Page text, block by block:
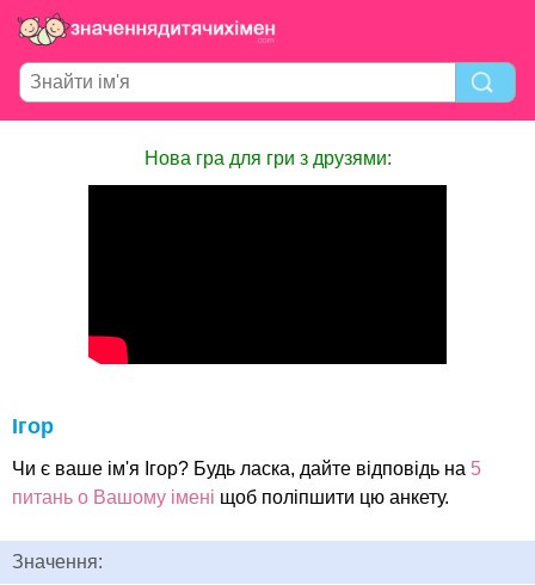
Нова гра для гри з друзями:
Ігор
Чи є ваше ім'я Ігор? Будь ласка, дайте відповідь на 5
питань о Вашому імені щоб поліпшити цю анкету.
Значення: